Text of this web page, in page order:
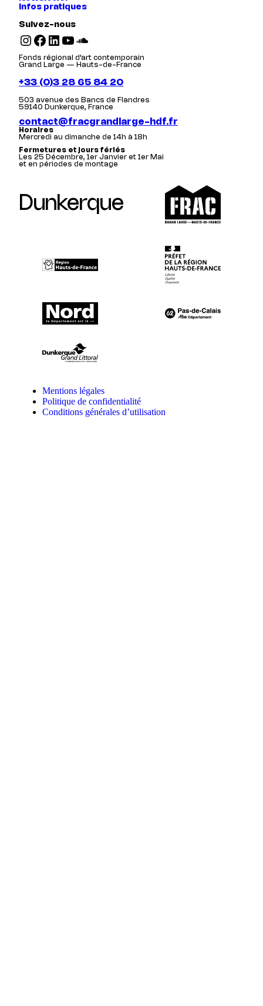
Infos pratiques
Suivez-nous
Instagram Facebook LinkedIn YouTube SoundCloud
Fonds régional d’art contemporain
Grand Large — Hauts-de-France
+33 (0)3 28 65 84 20
503 avenue des Bancs de Flandres
59140 Dunkerque, France
contact@fracgrandlarge-hdf.fr
Horaires
Mercredi au dimanche de 14h à 18h
Fermetures et jours fériés
Les 25 Décembre, 1er Janvier et 1er Mai
et en périodes de montage
Dunkerque
Mentions légales
Politique de confidentialité
Conditions générales d’utilisation